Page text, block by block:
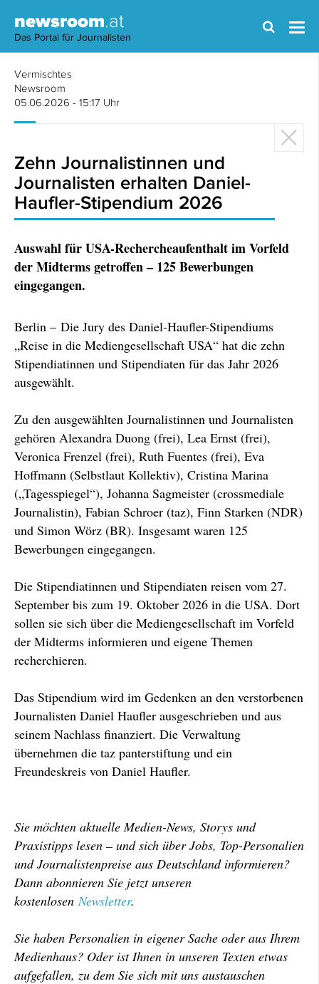
newsroom.at
Das Portal für Journalisten
Vermischtes
Newsroom
05.06.2026 - 15:17 Uhr
Zehn Journalistinnen und
Journalisten erhalten Daniel-
Haufler-Stipendium 2026
Auswahl für USA-Rechercheaufenthalt im Vorfeld
der Midterms getroffen – 125 Bewerbungen
eingegangen.
Berlin – Die Jury des Daniel-Haufler-Stipendiums
„Reise in die Mediengesellschaft USA“ hat die zehn
Stipendiatinnen und Stipendiaten für das Jahr 2026
ausgewählt.
Zu den ausgewählten Journalistinnen und Journalisten
gehören Alexandra Duong (frei), Lea Ernst (frei),
Veronica Frenzel (frei), Ruth Fuentes (frei), Eva
Hoffmann (Selbstlaut Kollektiv), Cristina Marina
(„Tagesspiegel“), Johanna Sagmeister (crossmediale
Journalistin), Fabian Schroer (taz), Finn Starken (NDR)
und Simon Wörz (BR). Insgesamt waren 125
Bewerbungen eingegangen.
Die Stipendiatinnen und Stipendiaten reisen vom 27.
September bis zum 19. Oktober 2026 in die USA. Dort
sollen sie sich über die Mediengesellschaft im Vorfeld
der Midterms informieren und eigene Themen
recherchieren.
Das Stipendium wird im Gedenken an den verstorbenen
Journalisten Daniel Haufler ausgeschrieben und aus
seinem Nachlass finanziert. Die Verwaltung
übernehmen die taz panterstiftung und ein
Freundeskreis von Daniel Haufler.
Sie möchten aktuelle Medien-News, Storys und
Praxistipps lesen – und sich über Jobs, Top-Personalien
und Journalistenpreise aus Deutschland informieren?
Dann abonnieren Sie jetzt unseren
kostenlosenNewsletter.
Sie haben Personalien in eigener Sache oder aus Ihrem
Medienhaus? Oder ist Ihnen in unseren Texten etwas
aufgefallen, zu dem Sie sich mit uns austauschen